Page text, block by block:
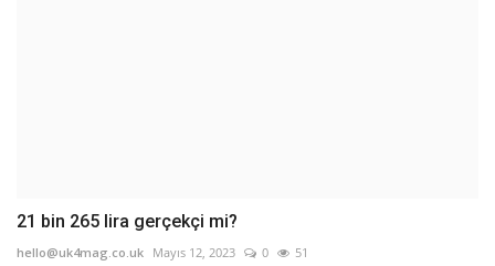
21 bin 265 lira gerçekçi mi?
hello@uk4mag.co.uk Mayıs 12, 2023 0 51